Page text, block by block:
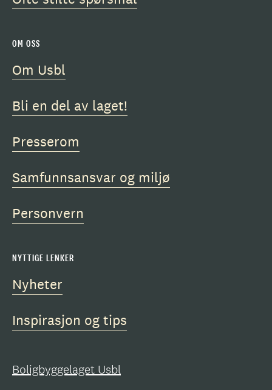
OM OSS
Om Usbl
Bli en del av laget!
Presserom
Samfunnsansvar og miljø
Personvern
NYTTIGE LENKER
Nyheter
Inspirasjon og tips
Boligbyggelaget Usbl